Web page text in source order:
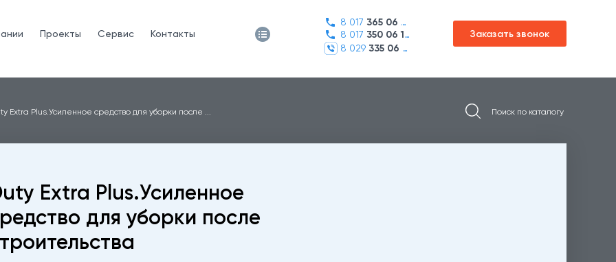
Проекты Сервис Контакты
8 017 365 06 45
8 017 350 06 16
8 029 335 06 01
Заказать звонок
Extra Plus.Усиленное средство для уборки после ...
Extra Plus.Усиленное
для уборки после